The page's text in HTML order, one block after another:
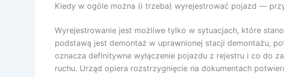
Kiedy w ogóle można (i trzeba) wyrejestrować pojazd —
Wyrejestrowanie jest możliwe tylko w sytuacjach, które
podstawą jest demontaż w uprawnionej stacji demontażu,
oznacza definitywne wyłączenie pojazdu z rejestru i co do
ruchu. Urząd opiera rozstrzygnięcie na dokumentach